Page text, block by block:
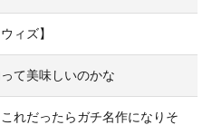
ィズ】
て美味しいのかな
れだったらガチ名作になりそ